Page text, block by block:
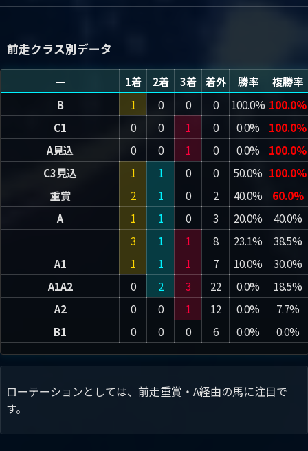
前走クラス別データ
— 1着 2着 3着 着外 勝率
複勝率
B
1 0 0 0 100.0% 100.0%
C1
0 0 1 0 0.0%
100.0%
A見込
0 0 1 0 0.0%
100.0%
C3見込
1 1 0 0 50.0% 100.0%
重賞
2 1 0 2 40.0%
60.0%
A
1 1 0 3 20.0%
40.0%
3
1 1 8 23.1%
38.5%
A1
1 1 1 7 10.0%
30.0%
A1A2
0 2 3 22 0.0%
18.5%
A2
0 0 1 12 0.0%
7.7%
B1
0 0 0 6 0.0% 0.0%
ローテーションとしては、前走重賞・A経由の馬に注目で
す。